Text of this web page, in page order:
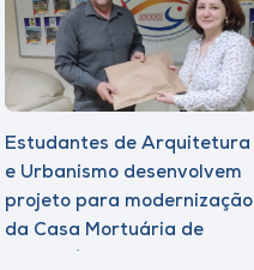
Estudantes de Arquitetura
e Urbanismo desenvolvem
projeto para modernização
da Casa Mortuária de